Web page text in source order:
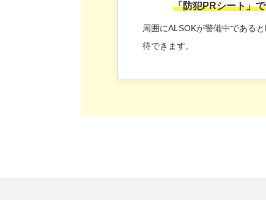
「防犯PRシート」
周囲にALSOKが警備中である
待できます。